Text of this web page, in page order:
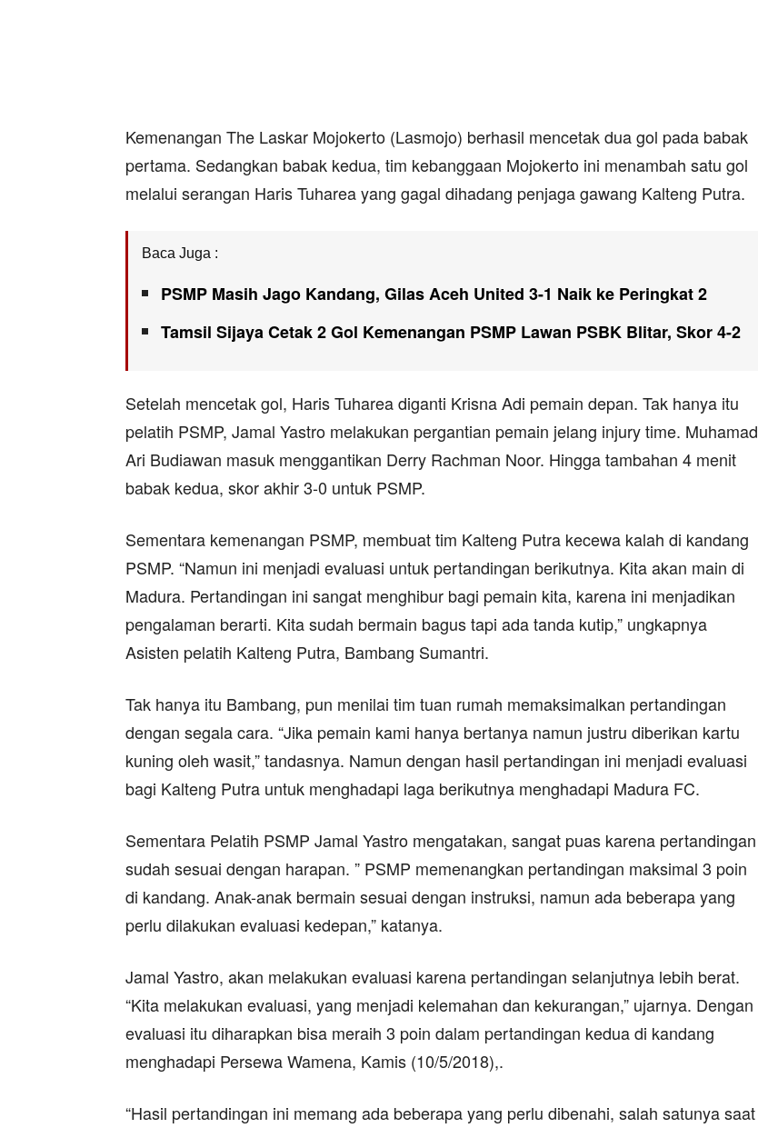
Kemenangan The Laskar Mojokerto (Lasmojo) berhasil mencetak dua gol pada babak
pertama. Sedangkan babak kedua, tim kebanggaan Mojokerto ini menambah satu gol
melalui serangan Haris Tuharea yang gagal dihadang penjaga gawang Kalteng Putra.
Baca Juga :
PSMP Masih Jago Kandang, Gilas Aceh United 3-1 Naik ke Peringkat 2
Tamsil Sijaya Cetak 2 Gol Kemenangan PSMP Lawan PSBK Blitar, Skor 4-2
Setelah mencetak gol, Haris Tuharea diganti Krisna Adi pemain depan. Tak hanya itu
pelatih PSMP, Jamal Yastro melakukan pergantian pemain jelang injury time. Muhamad
Ari Budiawan masuk menggantikan Derry Rachman Noor. Hingga tambahan 4 menit
babak kedua, skor akhir 3-0 untuk PSMP.
Sementara kemenangan PSMP, membuat tim Kalteng Putra kecewa kalah di kandang
PSMP. “Namun ini menjadi evaluasi untuk pertandingan berikutnya. Kita akan main di
Madura. Pertandingan ini sangat menghibur bagi pemain kita, karena ini menjadikan
pengalaman berarti. Kita sudah bermain bagus tapi ada tanda kutip,” ungkapnya
Asisten pelatih Kalteng Putra, Bambang Sumantri.
Tak hanya itu Bambang, pun menilai tim tuan rumah memaksimalkan pertandingan
dengan segala cara. “Jika pemain kami hanya bertanya namun justru diberikan kartu
kuning oleh wasit,” tandasnya. Namun dengan hasil pertandingan ini menjadi evaluasi
bagi Kalteng Putra untuk menghadapi laga berikutnya menghadapi Madura FC.
Sementara Pelatih PSMP Jamal Yastro mengatakan, sangat puas karena pertandingan
sudah sesuai dengan harapan. ” PSMP memenangkan pertandingan maksimal 3 poin
di kandang. Anak-anak bermain sesuai dengan instruksi, namun ada beberapa yang
perlu dilakukan evaluasi kedepan,” katanya.
Jamal Yastro, akan melakukan evaluasi karena pertandingan selanjutnya lebih berat.
“Kita melakukan evaluasi, yang menjadi kelemahan dan kekurangan,” ujarnya. Dengan
evaluasi itu diharapkan bisa meraih 3 poin dalam pertandingan kedua di kandang
menghadapi Persewa Wamena, Kamis (10/5/2018),.
“Hasil pertandingan ini memang ada beberapa yang perlu dibenahi, salah satunya saat